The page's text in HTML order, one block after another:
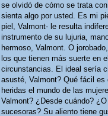
se olvidó de cómo se trata
sienta algo por usted. Es mi
piel, Valmont- le resulta
instrumento de su lujuria,
hermoso, Valmont. O
los que tienen más suerte en
circunstancias. El ideal sería
asusté, Valmont? Qué fácil
heridas el mundo de las
Valmont? ¿Desde cuándo?
sucesoras? Su aliento tiene